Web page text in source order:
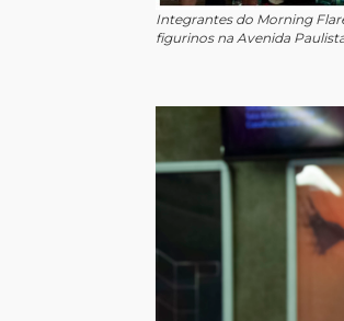
Integrantes do Morning
figurinos na Avenida